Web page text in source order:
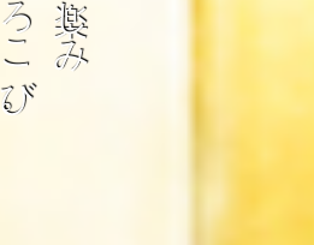
み
こ
び
。